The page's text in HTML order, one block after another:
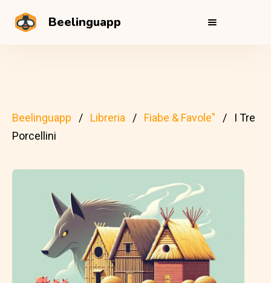
Beelinguapp
Beelinguapp Libreria Fiabe & Favole"
I Tre
Porcellini